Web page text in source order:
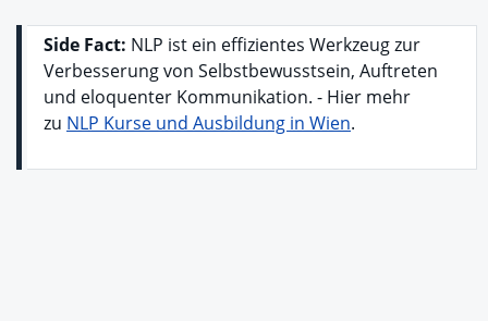
Side Fact: NLP ist ein effizientes Werkzeug zur
Verbesserung von Selbstbewusstsein, Auftreten
und eloquenter Kommunikation. - Hier mehr
zu NLP Kurse und Ausbildung in Wien.